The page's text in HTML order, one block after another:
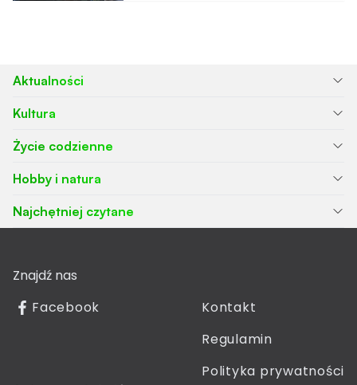
Aktualności
Kultura
Życie codzienne
Hobby i natura
Najchętniej czytane
Znajdź nas
Facebook
Kontakt
Regulamin
Polityka prywatności